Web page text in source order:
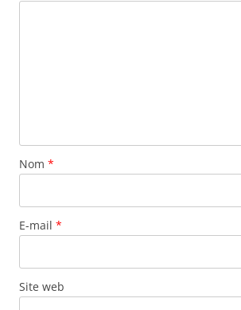
Nom *
E-mail *
Site web